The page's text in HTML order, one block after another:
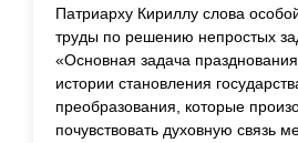
Патриарху Кириллу слова
труды по решению непростых
«Основная задача
истории становления
преобразования, которые
почувствовать духовную связь